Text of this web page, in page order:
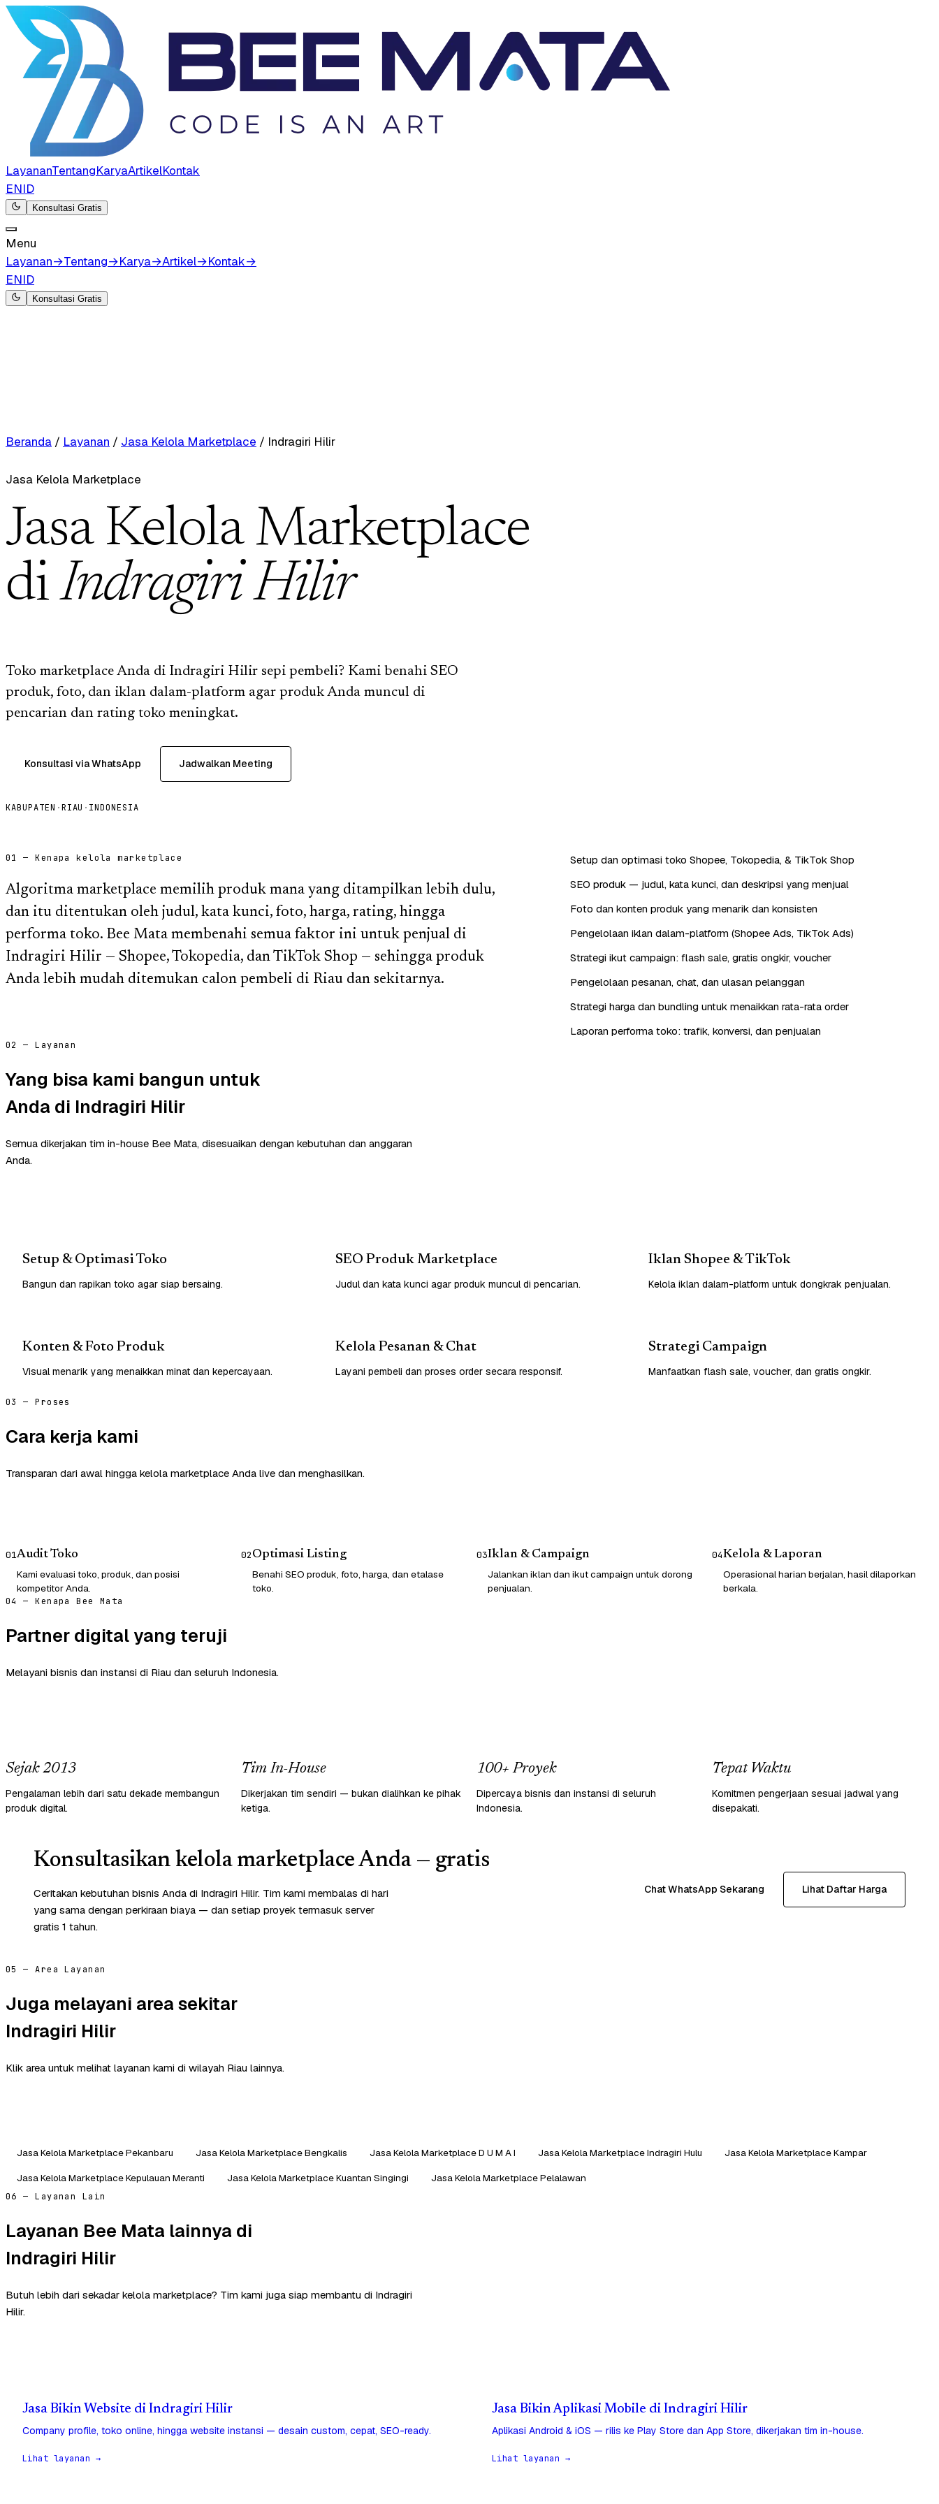
LayananTentangKaryaArtikelKontak
ENID
Konsultasi Gratis
Menu
Layanan→Tentang→Karya→Artikel→Kontak→
ENID
Konsultasi Gratis
Beranda / Layanan / Jasa Kelola Marketplace / Indragiri Hilir
Jasa Kelola Marketplace
Jasa Kelola Marketplace
diIndragiri Hilir
Toko marketplace Anda di Indragiri Hilir sepi pembeli? Kami benahi SEO
produk, foto, dan iklan dalam-platform agar produk Anda muncul di
pencarian dan rating toko meningkat.
Konsultasi via WhatsApp Jadwalkan Meeting
KABUPATEN ·RIAU · INDONESIA
01 — Kenapa kelola marketplace
Algoritma marketplace memilih produk mana yang ditampilkan lebih dulu,
dan itu ditentukan oleh judul, kata kunci, foto, harga, rating, hingga
performa toko. Bee Mata membenahi semua faktor ini untuk penjual di
Indragiri Hilir — Shopee, Tokopedia, dan TikTok Shop — sehingga produk
Anda lebih mudah ditemukan calon pembeli di Riau dan sekitarnya.
Setup dan optimasi toko Shopee, Tokopedia, & TikTok Shop
SEO produk — judul, kata kunci, dan deskripsi yang menjual
Foto dan konten produk yang menarik dan konsisten
Pengelolaan iklan dalam-platform (Shopee Ads, TikTok Ads)
Strategi ikut campaign: flash sale, gratis ongkir, voucher
Pengelolaan pesanan, chat, dan ulasan pelanggan
Strategi harga dan bundling untuk menaikkan rata-rata order
Laporan performa toko: trafik, konversi, dan penjualan
02 — Layanan
Yang bisa kami bangun untuk
Anda di Indragiri Hilir
Semua dikerjakan tim in-house Bee Mata, disesuaikan dengan kebutuhan dan anggaran
Anda.
Setup & Optimasi Toko
Bangun dan rapikan toko agar siap bersaing.
SEO Produk Marketplace
Judul dan kata kunci agar produk muncul di pencarian.
Iklan Shopee & TikTok
Kelola iklan dalam-platform untuk dongkrak penjualan.
Konten & Foto Produk
Visual menarik yang menaikkan minat dan kepercayaan.
Kelola Pesanan & Chat
Layani pembeli dan proses order secara responsif.
Strategi Campaign
Manfaatkan flash sale, voucher, dan gratis ongkir.
03 — Proses
Cara kerja kami
Transparan dari awal hingga kelola marketplace Anda live dan menghasilkan.
01Audit Toko
Kami evaluasi toko, produk, dan posisi
kompetitor Anda.
02Optimasi Listing
Benahi SEO produk, foto, harga, dan etalase
toko.
03Iklan & Campaign
Jalankan iklan dan ikut campaign untuk dorong
penjualan.
04Kelola & Laporan
Operasional harian berjalan, hasil dilaporkan
berkala.
04 — Kenapa Bee Mata
Partner digital yang teruji
Melayani bisnis dan instansi di Riau dan seluruh Indonesia.
Sejak 2013
Pengalaman lebih dari satu dekade membangun
produk digital.
Tim In-House
Dikerjakan tim sendiri — bukan dialihkan ke pihak
ketiga.
100+ Proyek
Dipercaya bisnis dan instansi di seluruh
Indonesia.
Tepat Waktu
Komitmen pengerjaan sesuai jadwal yang
disepakati.
Konsultasikan kelola marketplace Anda — gratis
Ceritakan kebutuhan bisnis Anda di Indragiri Hilir. Tim kami membalas di hari
yang sama dengan perkiraan biaya — dan setiap proyek termasuk server
gratis 1 tahun.
Chat WhatsApp Sekarang Lihat Daftar Harga
05 — Area Layanan
Juga melayani area sekitar
Indragiri Hilir
Klik area untuk melihat layanan kami di wilayah Riau lainnya.
Jasa Kelola Marketplace Pekanbaru Jasa Kelola Marketplace Bengkalis Jasa Kelola Marketplace D U M A I Jasa Kelola Marketplace Indragiri Hulu
Jasa Kelola Marketplace Kampar
Jasa Kelola Marketplace Kepulauan Meranti
Jasa Kelola Marketplace Kuantan Singingi Jasa Kelola Marketplace Pelalawan
06 — Layanan Lain
Layanan Bee Mata lainnya di
Indragiri Hilir
Butuh lebih dari sekadar kelola marketplace? Tim kami juga siap membantu di Indragiri
Hilir.
Jasa Bikin Website di Indragiri Hilir
Company profile, toko online, hingga website instansi — desain custom, cepat, SEO-ready.
Lihat layanan →
Jasa Bikin Aplikasi Mobile di Indragiri Hilir
Aplikasi Android & iOS — rilis ke Play Store dan App Store, dikerjakan tim in-house.
Lihat layanan →